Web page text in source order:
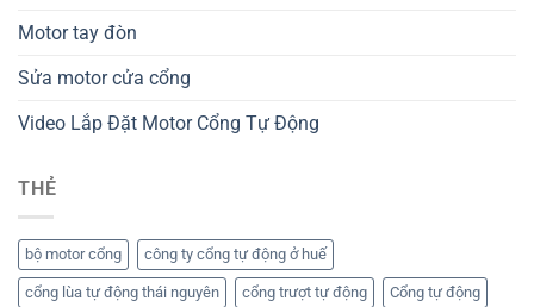
Motor tay đòn
Sửa motor cửa cổng
Video Lắp Đặt Motor Cổng Tự Động
THẺ
bộ motor cổng công ty cổng tự động ở huế
cổng lùa tự động thái nguyên cổng trượt tự động Cổng tự động